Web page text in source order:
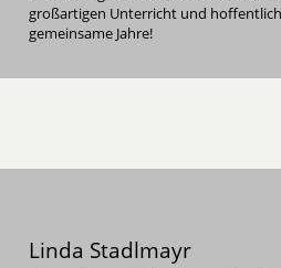
großartigen Unterricht und
gemeinsame Jahre!
Linda Stadlmayr